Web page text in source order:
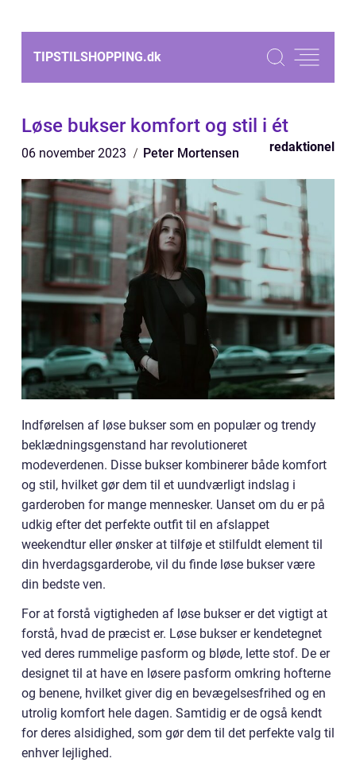
TIPSTILSHOPPING.dk
Løse bukser komfort og stil i ét
06 november 2023 Peter Mortensen redaktionel
Indførelsen af løse bukser som en populær og trendy
beklædningsgenstand har revolutioneret
modeverdenen. Disse bukser kombinerer både komfort
og stil, hvilket gør dem til et uundværligt indslag i
garderoben for mange mennesker. Uanset om du er på
udkig efter det perfekte outfit til en afslappet
weekendtur eller ønsker at tilføje et stilfuldt element til
din hverdagsgarderobe, vil du finde løse bukser være
din bedste ven.
For at forstå vigtigheden af løse bukser er det vigtigt at
forstå, hvad de præcist er. Løse bukser er kendetegnet
ved deres rummelige pasform og bløde, lette stof. De er
designet til at have en løsere pasform omkring hofterne
og benene, hvilket giver dig en bevægelsesfrihed og en
utrolig komfort hele dagen. Samtidig er de også kendt
for deres alsidighed, som gør dem til det perfekte valg til
enhver lejlighed.